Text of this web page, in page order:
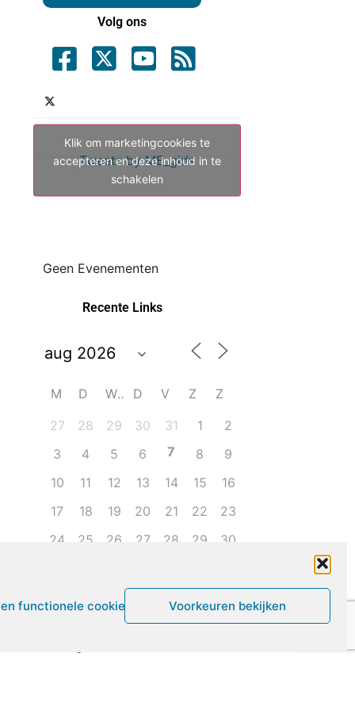
functionele cookies Voorkeuren bekijken
Volg ons
Tweets by ME_gids
Klik om marketingcookies te
accepteren en deze inhoud in te
schakelen
Geen Evenementen
Recente Links
M D W D V Z
Z
27
28 29 30 31 1
2
3
4 5 6 7 8
9
10
11 12 13 14 15
16
17
18 19 20 21 22
23
24
25 26 27 28 29
30
Leven met ME/CVS en POTS